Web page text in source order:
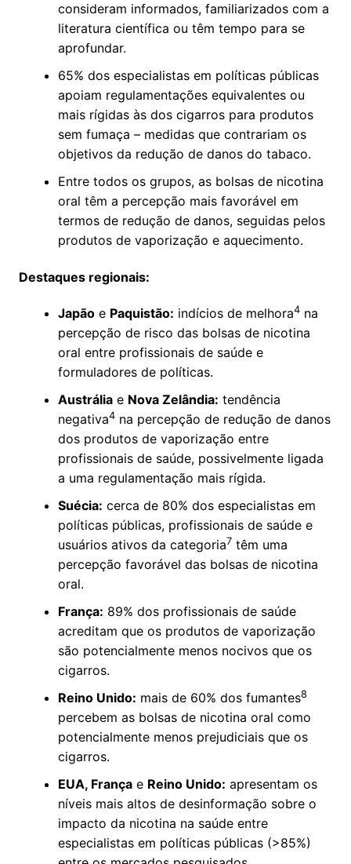
consideram informados, familiarizados com a
literatura científica ou têm tempo para se
aprofundar.
65% dos especialistas em políticas públicas
apoiam regulamentações equivalentes ou
mais rígidas às dos cigarros para produtos
sem fumaça – medidas que contrariam os
objetivos da redução de danos do tabaco.
Entre todos os grupos, as bolsas de nicotina
oral têm a percepção mais favorável em
termos de redução de danos, seguidas pelos
produtos de vaporização e aquecimento.
Destaques regionais:
Japãoe Paquistão: indícios de melhora4na
percepção de risco das bolsas de nicotina
oral entre profissionais de saúde e
formuladores de políticas.
Austráliae Nova Zelândia: tendência
negativa4na percepção de redução de danos
dos produtos de vaporização entre
profissionais de saúde, possivelmente ligada
a uma regulamentação mais rígida.
Suécia: cerca de 80% dos especialistas em
políticas públicas, profissionais de saúde e
usuários ativos da categoria7 têm uma
percepção favorável das bolsas de nicotina
oral.
França: 89% dos profissionais de saúde
acreditam que os produtos de vaporização
são potencialmente menos nocivos que os
cigarros.
Reino Unido: mais de 60% dos fumantes8
percebem as bolsas de nicotina oral como
potencialmente menos prejudiciais que os
cigarros.
EUA, Françae Reino Unido: apresentam os
níveis mais altos de desinformação sobre o
impacto da nicotina na saúde entre
especialistas em políticas públicas (>85%)